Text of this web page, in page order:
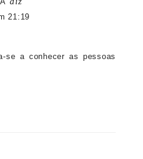
21:19
se a conhecer as pessoas